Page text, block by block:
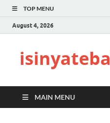
TOP MENU
August 4, 2026
MAIN MENU